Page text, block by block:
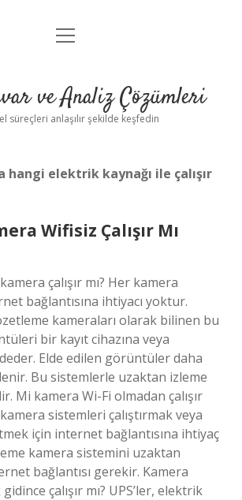
Anasayfa
Yasal Uyarı
menüyü
ve Analiz Çözümleri
süreçleri anlaşılır şekilde keşfedin
hangi elektrik kaynağı ile çalışır
Wifisiz Çalışır Mı
çalışır mı? Her kamera
bağlantısına ihtiyacı yoktur.
kameraları olarak bilinen bu
bir kayıt cihazına veya
Elde edilen görüntüler daha
Bu sistemlerle uzaktan izleme
Mi kamera Wi-Fi olmadan çalışır
sistemleri çalıştırmak veya
için internet bağlantısına ihtiyaç
kamera sistemini uzaktan
bağlantısı gerekir. Kamera
çalışır mı? UPS’ler, elektrik